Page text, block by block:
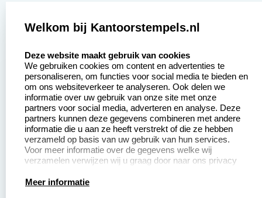
Zakelijk:
Aanvraag op maat
Betaling &
Verzending
Wederverkoper
worden
Sale
Klantenservice:
Contact opnemen
Veel gestelde vragen
Retourneren
Herroepingsrecht
Productinformatie:
Welkom bij Kantoorstempels.nl
Deze website maakt gebruik van cookies
We gebruiken cookies om content en advertenties te
personaliseren, om functies voor social media te bieden en
om ons websiteverkeer te analyseren. Ook delen we
informatie over uw gebruik van onze site met onze
partners voor social media, adverteren en analyse. Deze
partners kunnen deze gegevens combineren met andere
informatie die u aan ze heeft verstrekt of die ze hebben
verzameld op basis van uw gebruik van hun services.
Voor meer informatie over de gegevens welke wij
verzamelen verwijzen wij u graag door naar ons privacy
Meer informatie